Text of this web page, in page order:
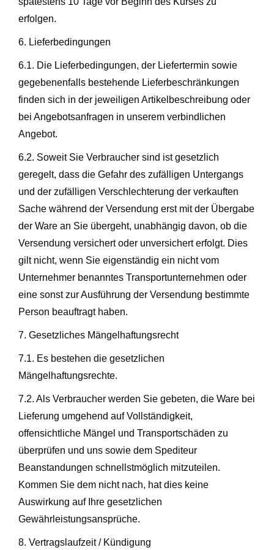
erfolgen.
6. Lieferbedingungen
6.1. Die Lieferbedingungen, der Liefertermin sowie
gegebenenfalls bestehende Lieferbeschränkungen
finden sich in der jeweiligen Artikelbeschreibung oder
bei Angebotsanfragen in unserem verbindlichen
Angebot.
6.2. Soweit Sie Verbraucher sind ist gesetzlich
geregelt, dass die Gefahr des zufälligen Untergangs
und der zufälligen Verschlechterung der verkauften
Sache während der Versendung erst mit der Übergabe
der Ware an Sie übergeht, unabhängig davon, ob die
Versendung versichert oder unversichert erfolgt. Dies
gilt nicht, wenn Sie eigenständig ein nicht vom
Unternehmer benanntes Transportunternehmen oder
eine sonst zur Ausführung der Versendung bestimmte
Person beauftragt haben.
7. Gesetzliches Mängelhaftungsrecht
7.1. Es bestehen die gesetzlichen
Mängelhaftungsrechte.
7.2. Als Verbraucher werden Sie gebeten, die Ware bei
Lieferung umgehend auf Vollständigkeit,
offensichtliche Mängel und Transportschäden zu
überprüfen und uns sowie dem Spediteur
Beanstandungen schnellstmöglich mitzuteilen.
Kommen Sie dem nicht nach, hat dies keine
Auswirkung auf Ihre gesetzlichen
Gewährleistungsansprüche.
8. Vertragslaufzeit / Kündigung